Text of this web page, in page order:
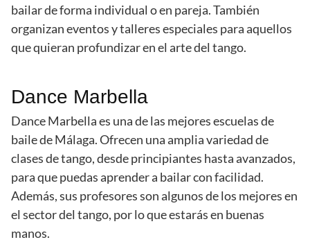
bailar de forma individual o en pareja. También
organizan eventos y talleres especiales para aquellos
que quieran profundizar en el arte del tango.
Dance Marbella
Dance Marbella es una de las mejores escuelas de
baile de Málaga. Ofrecen una amplia variedad de
clases de tango, desde principiantes hasta avanzados,
para que puedas aprender a bailar con facilidad.
Además, sus profesores son algunos de los mejores en
el sector del tango, por lo que estarás en buenas
manos.